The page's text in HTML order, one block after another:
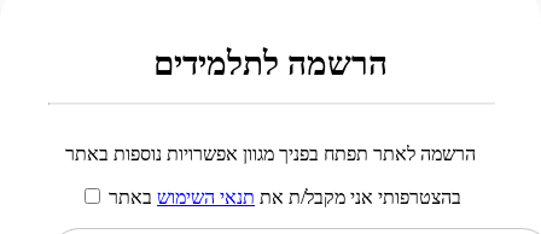
הרשמה לתלמידים
הרשמה לאתר תפתח בפניך מגוון אפשרויות נוספות באתר
בהצטרפותי אני מקבל/ת את תנאי השימוש באתר